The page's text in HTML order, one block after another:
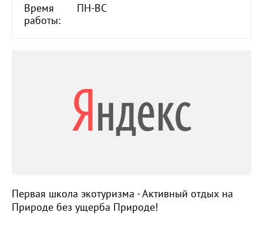
Время
работы:
ПН-ВС
Первая школа экотуризма - Активный отдых на
Природе без ущерба Природе!